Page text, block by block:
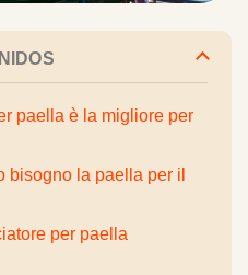
paella è la migliore per
bisogno la paella per il
per paella